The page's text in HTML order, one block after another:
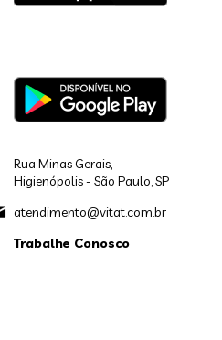
Rua Minas Gerais,
Higienópolis - São Paulo, SP
atendimento@vitat.com.br
Trabalhe Conosco